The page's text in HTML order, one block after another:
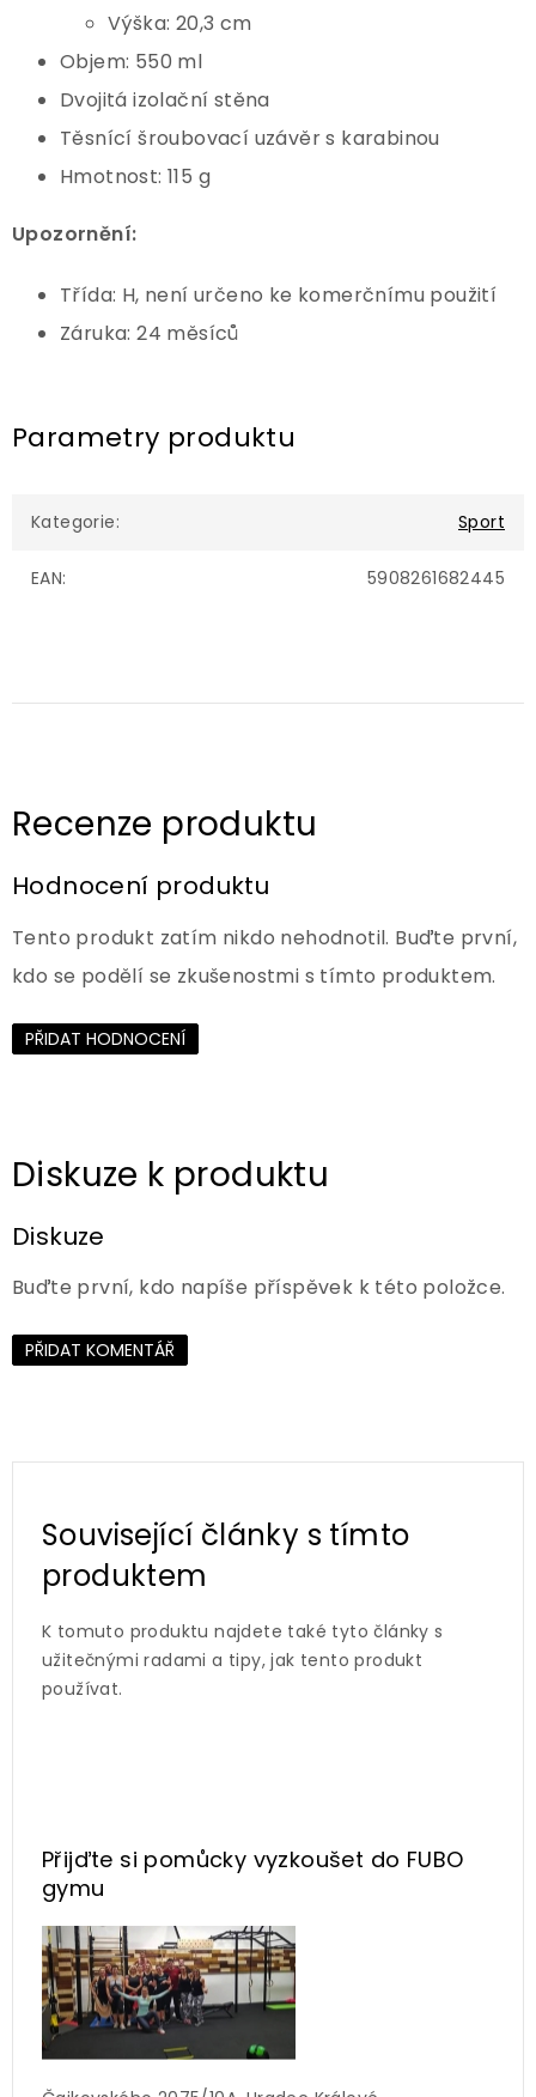
Výška: 20,3 cm
Objem: 550 ml
Dvojitá izolační stěna
Těsnící šroubovací uzávěr s karabinou
Hmotnost: 115 g
Upozornění:
Třída: H, není určeno ke komerčnímu použití
Záruka: 24 měsíců
Parametry produktu
Kategorie: Sport
EAN: 5908261682445
Hodnocení produktu
Tento produkt zatím nikdo nehodnotil. Buďte první,
kdo se podělí se zkušenostmi s tímto produktem.
PŘIDAT HODNOCENÍ
Diskuze
Buďte první, kdo napíše příspěvek k této položce.
PŘIDAT KOMENTÁŘ
Související články s tímto
produktem
K tomuto produktu najdete také tyto články s
užitečnými radami a tipy, jak tento produkt
používat.
Přijďte si pomůcky vyzkoušet do FUBO
gymu